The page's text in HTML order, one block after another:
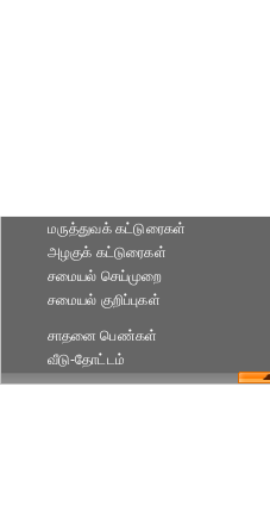
மருத்துவக் கட்டுரைகள்
அழகுக் கட்டுரைகள்
சமையல் செய்முறை
சமையல் குறிப்புகள்
சாதனை பெண்கள்
வீடு-தோட்டம்